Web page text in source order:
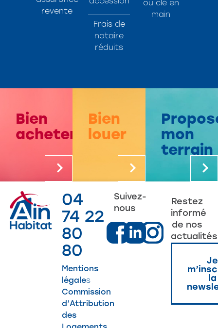
revente
Frais de
notaire
réduits
ou clé en
main
Bien
acheter
Bien
louer
mon
terrain
04
74 22
80
80
Mentions
légales
Commission
d’Attribution
des
Suivez-
nous
Restez
informé
de nos
actualités
Je
la